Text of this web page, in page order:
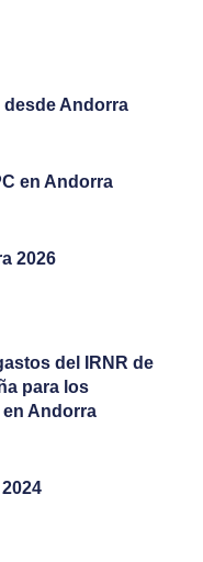
desde Andorra
en Andorra
2026
del IRNR de
para los
Andorra